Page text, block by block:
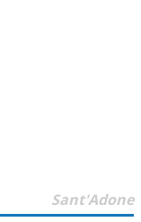
Sant'Adone